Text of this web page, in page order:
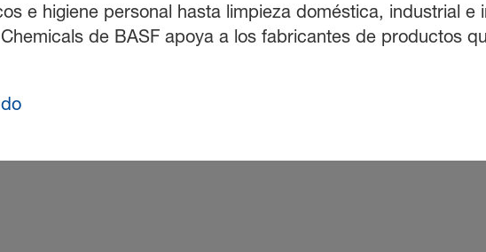
e higiene personal hasta limpieza doméstica, industrial e
de BASF apoya a los fabricantes de productos